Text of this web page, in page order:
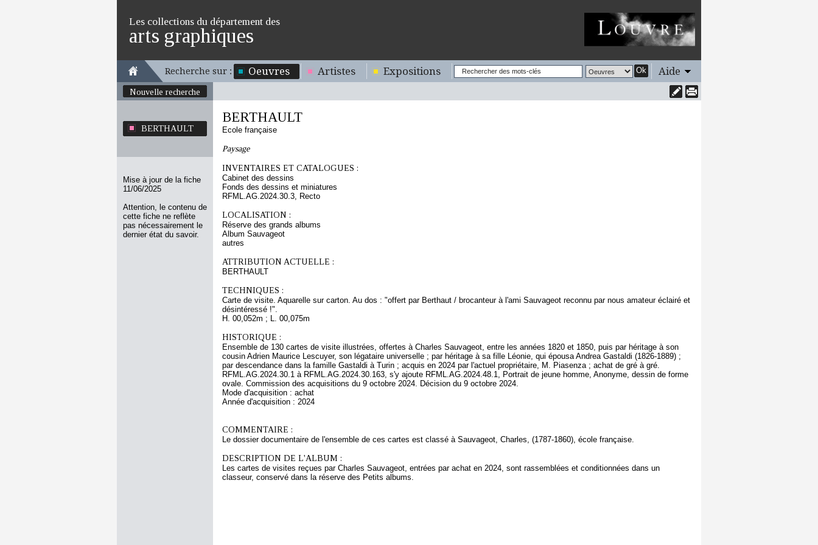
Les collections du département des
arts graphiques
Recherche sur : Oeuvres Artistes Expositions Ok Aide
Nouvelle recherche
BERTHAULT
Mise à jour de la fiche
11/06/2025
Attention, le contenu de
cette fiche ne reflète
pas nécessairement le
dernier état du savoir.
BERTHAULT
Ecole française
Paysage
INVENTAIRES ET CATALOGUES :
Cabinet des dessins
Fonds des dessins et miniatures
RFML.AG.2024.30.3, Recto
LOCALISATION :
Réserve des grands albums
Album Sauvageot
autres
ATTRIBUTION ACTUELLE :
BERTHAULT
TECHNIQUES :
Carte de visite. Aquarelle sur carton. Au dos : "offert par Berthaut / brocanteur à l'ami Sauvageot reconnu par nous amateur éclairé et
désintéressé !".
H. 00,052m ; L. 00,075m
HISTORIQUE :
Ensemble de 130 cartes de visite illustrées, offertes à Charles Sauvageot, entre les années 1820 et 1850, puis par héritage à son
cousin Adrien Maurice Lescuyer, son légataire universelle ; par héritage à sa fille Léonie, qui épousa Andrea Gastaldi (1826-1889) ;
par descendance dans la famille Gastaldi à Turin ; acquis en 2024 par l'actuel propriétaire, M. Piasenza ; achat de gré à gré.
RFML.AG.2024.30.1 à RFML.AG.2024.30.163, s'y ajoute RFML.AG.2024.48.1, Portrait de jeune homme, Anonyme, dessin de forme
ovale. Commission des acquisitions du 9 octobre 2024. Décision du 9 octobre 2024.
Mode d'acquisition : achat
Année d'acquisition : 2024
COMMENTAIRE :
Le dossier documentaire de l'ensemble de ces cartes est classé à Sauvageot, Charles, (1787-1860), école française.
DESCRIPTION DE L'ALBUM :
Les cartes de visites reçues par Charles Sauvageot, entrées par achat en 2024, sont rassemblées et conditionnées dans un
classeur, conservé dans la réserve des Petits albums.